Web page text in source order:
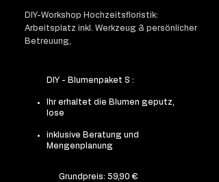
DIY-Workshop Hochzeitsfloristik:
Arbeitsplatz inkl. Werkzeug & persönlicher
Betreuung,
DIY - Blumenpaket S :
Ihr erhaltet die Blumen geputz,
lose
inklusive Beratung und
Mengenplanung
Grundpreis: 59,90 €